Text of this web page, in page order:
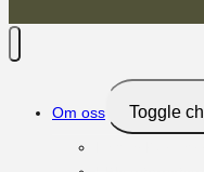
Om oss Toggle